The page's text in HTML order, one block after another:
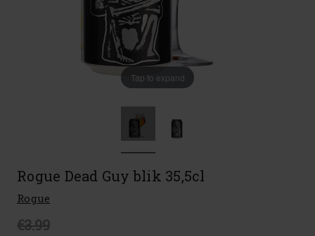
Tap to expand
Rogue Dead Guy blik 35,5cl
Rogue
€3.99